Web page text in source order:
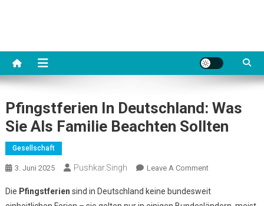
Pfingstferien In Deutschland: Was
Sie Als Familie Beachten Sollten
Gesellschaft
3. Juni 2025 Pushkar.singh Leave A CommentOn
In
Die Pfingstferien sind in Deutschland keine bundesweit